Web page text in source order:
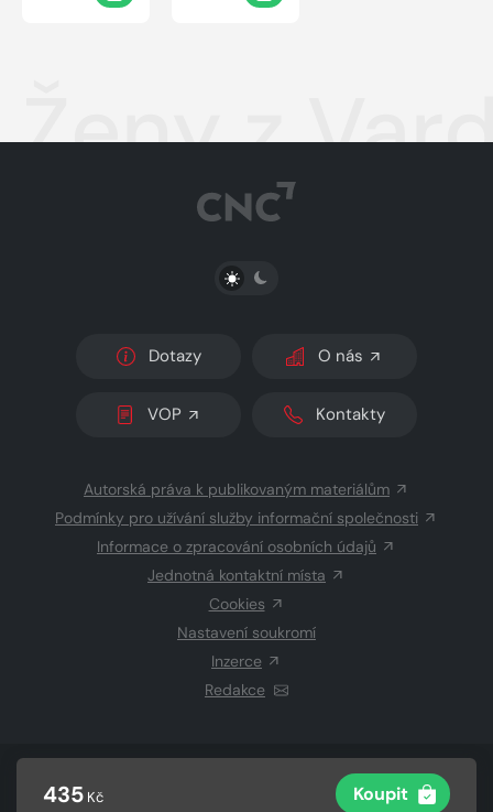
435 Kč Koupit
Ženy z
PŘEPNOUT SVĚTLÝ/TMAVÝ REŽIM
Dotazy O nás
VOP Kontakty
Autorská práva k publikovaným materiálům
Podmínky pro užívání služby informační společnosti
Informace o zpracování osobních údajů
Jednotná kontaktní místa
Cookies
Nastavení soukromí
Inzerce
Redakce
CZECH NEWS CENTER a.s.a dodavatelé